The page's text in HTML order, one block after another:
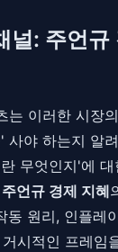
널: 주언규
는 이러한 시장
사야 하는지 알
무엇인지'에
주언규 경제 지혜
동 원리, 인플레
시적인 프레임